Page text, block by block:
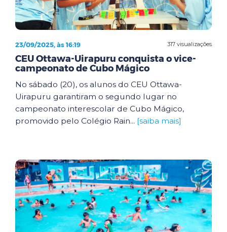
317 visualizações
23/09/2025, às 16:19
CEU Ottawa-Uirapuru conquista o vice-
campeonato de Cubo Mágico
No sábado (20), os alunos do CEU Ottawa-
Uirapuru garantiram o segundo lugar no
campeonato interescolar de Cubo Mágico,
promovido pelo Colégio Rain... [saiba mais]